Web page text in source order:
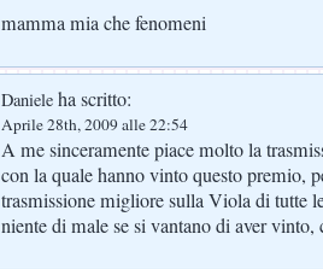
mamma mia che fenomeni
Daniele ha scritto:
Aprile 28th, 2009 alle 22:54
A me sinceramente piace molto la
con la quale hanno vinto questo premio,
trasmissione migliore sulla Viola di tutte
niente di male se si vantano di aver